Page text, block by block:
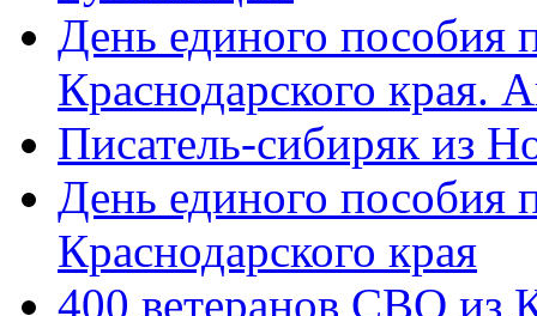
День единого пособия
Краснодарского края.
Писатель-сибиряк из
День единого пособия
Краснодарского края
400 ветеранов СВО из